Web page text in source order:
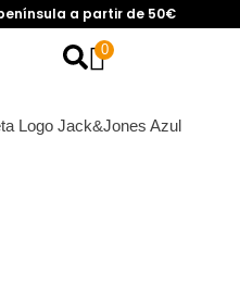
a partir de 50€
0
Logo Jack&Jones Azul